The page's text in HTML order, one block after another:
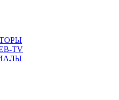
TV